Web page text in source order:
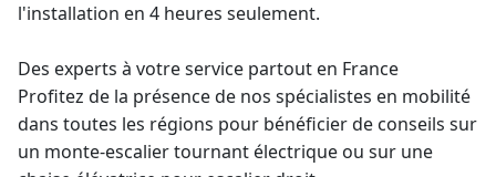
l'installation en 4 heures seulement.
Des experts à votre service partout en France
Profitez de la présence de nos spécialistes en mobilité
dans toutes les régions pour bénéficier de conseils sur
un monte-escalier tournant électrique ou sur une